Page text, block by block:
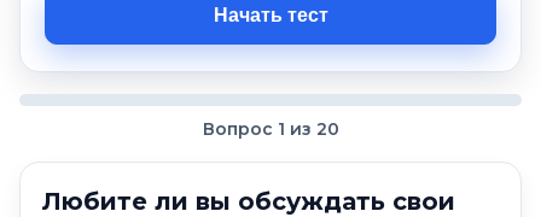
Начать тест
Вопрос 1 из 20
Любите ли вы обсуждать свои